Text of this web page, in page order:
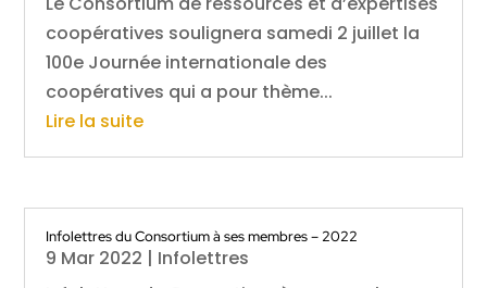
coopératives soulignera samedi 2 juillet la
100e Journée internationale des
coopératives qui a pour thème...
Lire la suite
Infolettres du Consortium à ses membres – 2022
9 Mar 2022 | Infolettres